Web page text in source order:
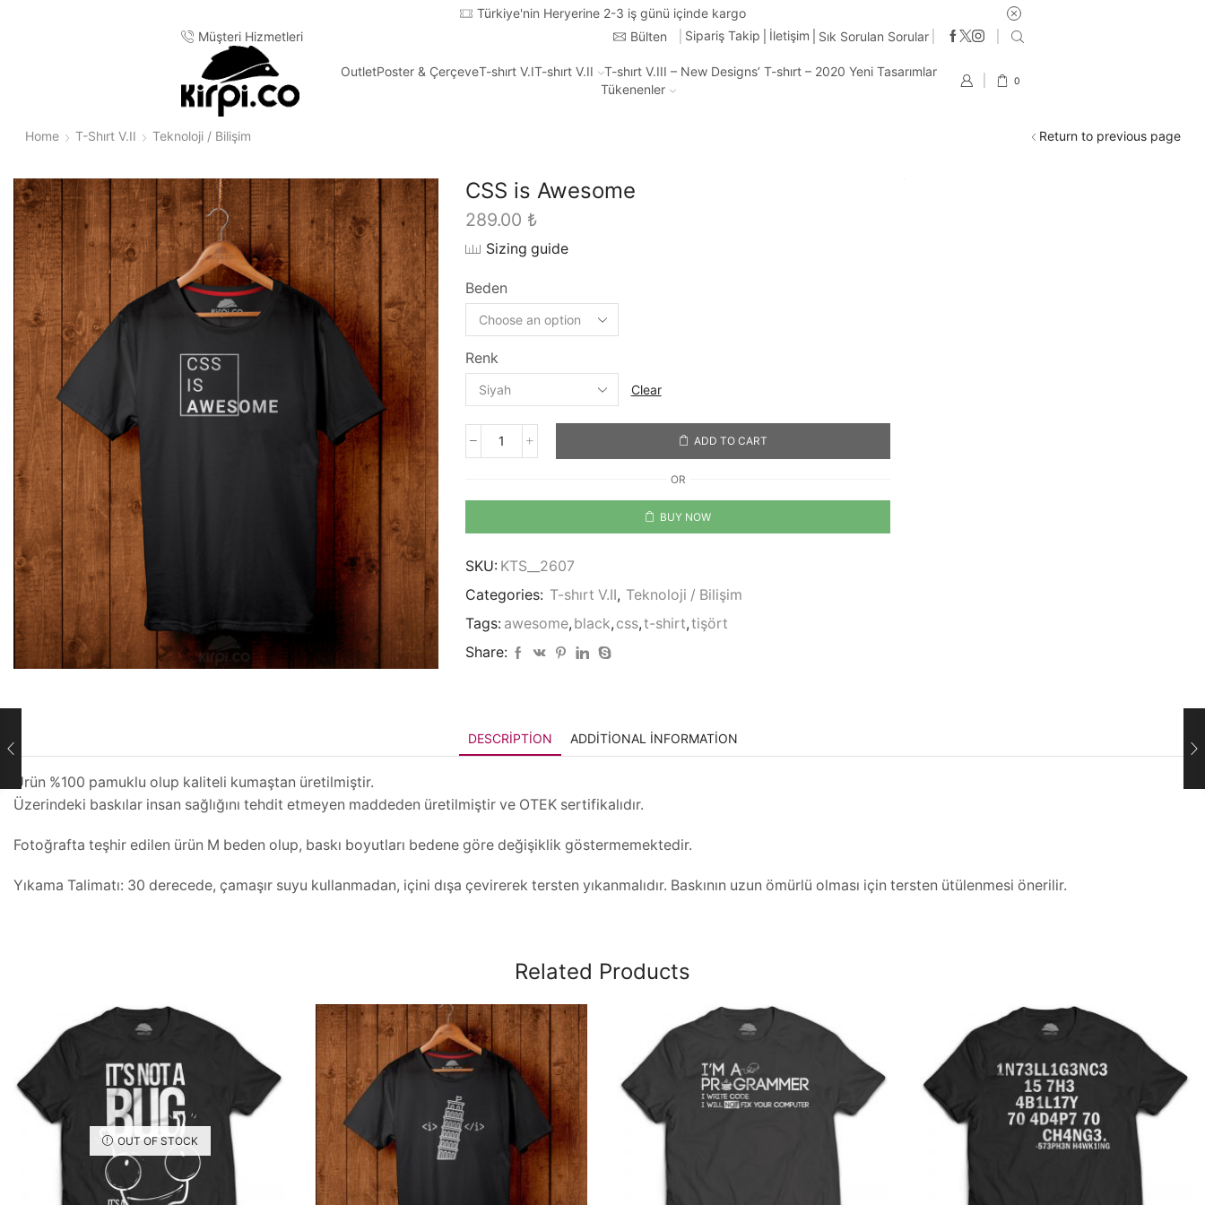
Türkiye'nin Heryerine 2-3 iş günü içinde kargo
Müşteri Hizmetleri
Bülten Sipariş Takip İletişim Sık Sorulan Sorular
OutletPoster & ÇerçeveT-shırt V.IT-shırt V.II
T-shırt V.III – New Designs’ T-shırt – 2020 Yeni Tasarımlar
Tükenenler
0
Home T-Shırt V.II Teknoloji / Bilişim Return to previous page
CSS is Awesome
289.00 ₺
Sizing guide
Beden
Renk
Clear
CSS
quantity
ADD TO CART
OR
BUY NOW
SKU: KTS__2607
Categories: T-shırt V.II, Teknoloji / Bilişim
Tags: awesome, black, css,t-shirt,tişört
Share:
DESCRIPTION ADDITIONAL INFORMATION
Ürün %100 pamuklu olup kaliteli kumaştan üretilmiştir.
Üzerindeki baskılar insan sağlığını tehdit etmeyen maddeden üretilmiştir ve OTEK sertifikalıdır.
Fotoğrafta teşhir edilen ürün M beden olup, baskı boyutları bedene göre değişiklik göstermemektedir.
Yıkama Talimatı: 30 derecede, çamaşır suyu kullanmadan, içini dışa çevirerek tersten yıkanmalıdır. Baskının uzun ömürlü olması için tersten ütülenmesi önerilir.
Related Products
OUT OF STOCK